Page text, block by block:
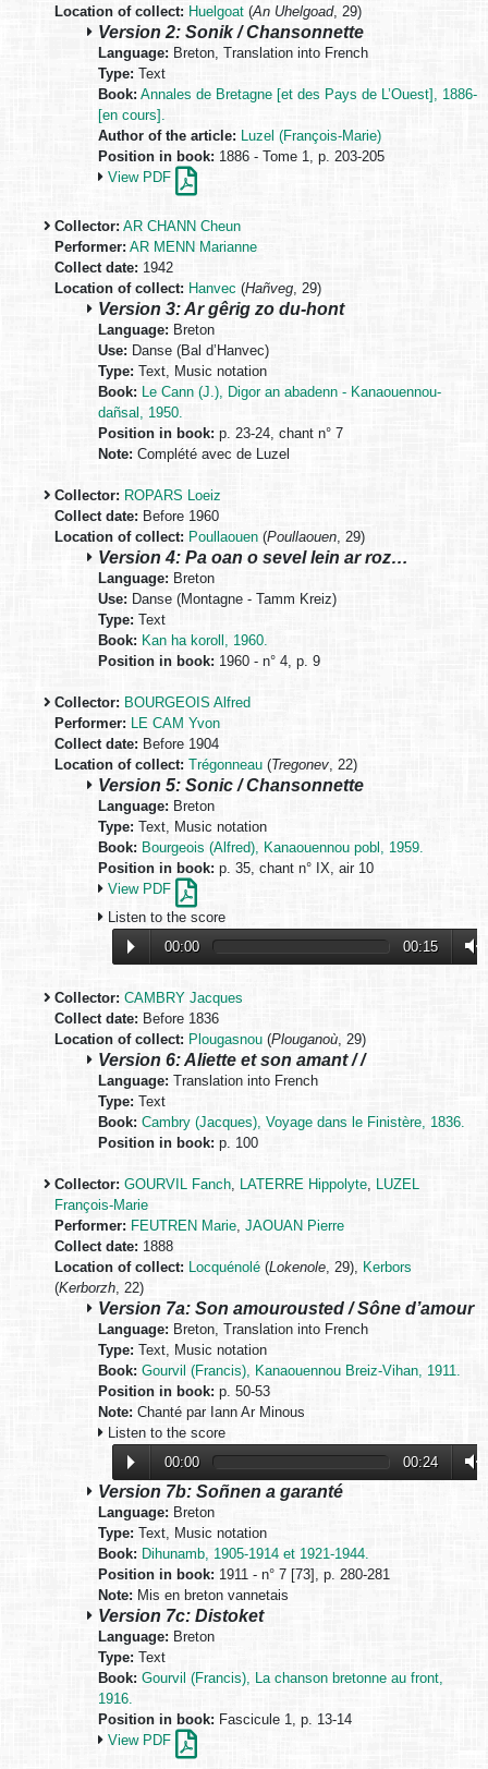
Location of collect: Huelgoat (An Uhelgoad, 29)
Version 2: Sonik / Chansonnette
Language: Breton, Translation into French
Type: Text
Book: Annales de Bretagne [et des Pays de L’Ouest], 1886-
[en cours].
Author of the article: Luzel (François-Marie)
Position in book: 1886 - Tome 1, p. 203-205
View PDF
Collector: AR CHANN Cheun
Performer: AR MENN Marianne
Collect date: 1942
Location of collect: Hanvec (Hañveg , 29)
Version 3: Ar gêrig zo du-hont
Language: Breton
Use: Danse (Bal d’Hanvec)
Type: Text, Music notation
Book: Le Cann (J.), Digor an abadenn - Kanaouennou-
dañsal, 1950.
Position in book: p. 23-24, chant n° 7
Note: Complété avec de Luzel
Collector: ROPARS Loeiz
Collect date: Before 1960
Location of collect: Poullaouen (Poullaouen , 29)
Version 4: Pa oan o sevel lein ar roz…
Language: Breton
Use: Danse (Montagne - Tamm Kreiz)
Type: Text
Book: Kan ha koroll, 1960.
Position in book: 1960 - n° 4, p. 9
Collector: BOURGEOIS Alfred
Performer: LE CAM Yvon
Collect date: Before 1904
Location of collect: Trégonneau (Tregonev , 22)
Version 5: Sonic / Chansonnette
Language: Breton
Type: Text, Music notation
Book: Bourgeois (Alfred), Kanaouennou pobl, 1959.
Position in book: p. 35, chant n° IX, air 10
View PDF
Listen to the score
00:00
00:15
Collector: CAMBRY Jacques
Collect date: Before 1836
Location of collect: Plougasnou (Plouganoù , 29)
Version 6: Aliette et son amant / /
Language: Translation into French
Type: Text
Book: Cambry (Jacques), Voyage dans le Finistère, 1836.
Position in book: p. 100
Collector: GOURVIL Fanch LATERRE Hippolyte LUZEL
François-Marie
Performer: FEUTREN Marie JAOUAN Pierre
Collect date: 1888
Location of collect: Locquénolé (Lokenole , 29), Kerbors
(Kerborzh , 22)
Version 7a: Son amourousted / Sône d’amour
Language: Breton, Translation into French
Type: Text, Music notation
Book: Gourvil (Francis), Kanaouennou Breiz-Vihan, 1911.
Position in book: p. 50-53
Note: Chanté par Iann Ar Minous
Listen to the score
00:00
00:24
Version 7b: Soñnen a garanté
Language: Breton
Type: Text, Music notation
Book: Dihunamb, 1905-1914 et 1921-1944.
Position in book: 1911 - n° 7 [73], p. 280-281
Note: Mis en breton vannetais
Version 7c: Distoket
Language: Breton
Type: Text
Book: Gourvil (Francis), La chanson bretonne au front,
1916.
Position in book: Fascicule 1, p. 13-14
View PDF